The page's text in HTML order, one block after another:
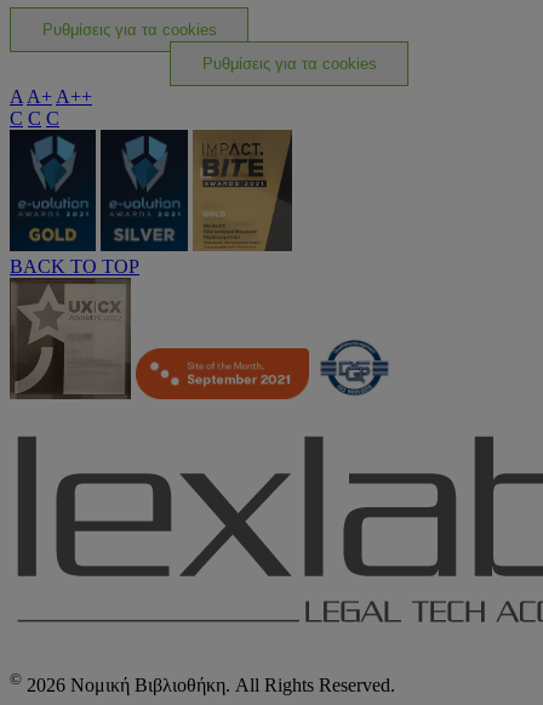
Ρυθμίσεις για τα cookies
Ρυθμίσεις για τα cookies
A A+ A++
C C C
BACK TO TOP
© 2026 Νομική Βιβλιοθήκη. All Rights Reserved.